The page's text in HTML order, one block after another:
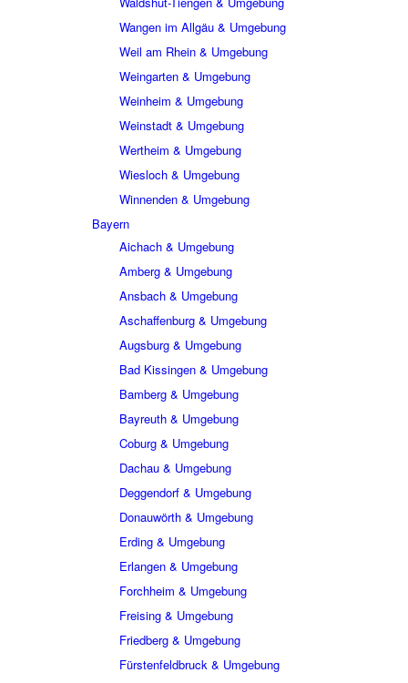
Wangen im Allgäu & Umgebung
Weil am Rhein & Umgebung
Weingarten & Umgebung
Weinheim & Umgebung
Weinstadt & Umgebung
Wertheim & Umgebung
Wiesloch & Umgebung
Winnenden & Umgebung
Bayern
Aichach & Umgebung
Amberg & Umgebung
Ansbach & Umgebung
Aschaffenburg & Umgebung
Augsburg & Umgebung
Bad Kissingen & Umgebung
Bamberg & Umgebung
Bayreuth & Umgebung
Coburg & Umgebung
Dachau & Umgebung
Deggendorf & Umgebung
Donauwörth & Umgebung
Erding & Umgebung
Erlangen & Umgebung
Forchheim & Umgebung
Freising & Umgebung
Friedberg & Umgebung
Fürstenfeldbruck & Umgebung